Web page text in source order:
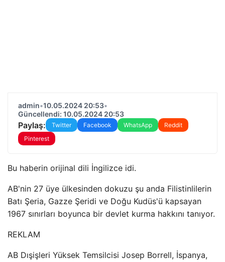
admin•10.05.2024 20:53•
Güncellendi: 10.05.2024 20:53
Paylaş: Twitter Facebook WhatsApp
Reddit
Pinterest
Bu haberin orijinal dili İngilizce idi.
AB'nin 27 üye ülkesinden dokuzu şu anda Filistinlilerin
Batı Şeria, Gazze Şeridi ve Doğu Kudüs'ü kapsayan
1967 sınırları boyunca bir devlet kurma hakkını tanıyor.
REKLAM
AB Dışişleri Yüksek Temsilcisi Josep Borrell, İspanya,